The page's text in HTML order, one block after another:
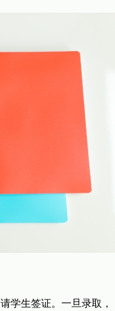
学生签证。一旦录取，